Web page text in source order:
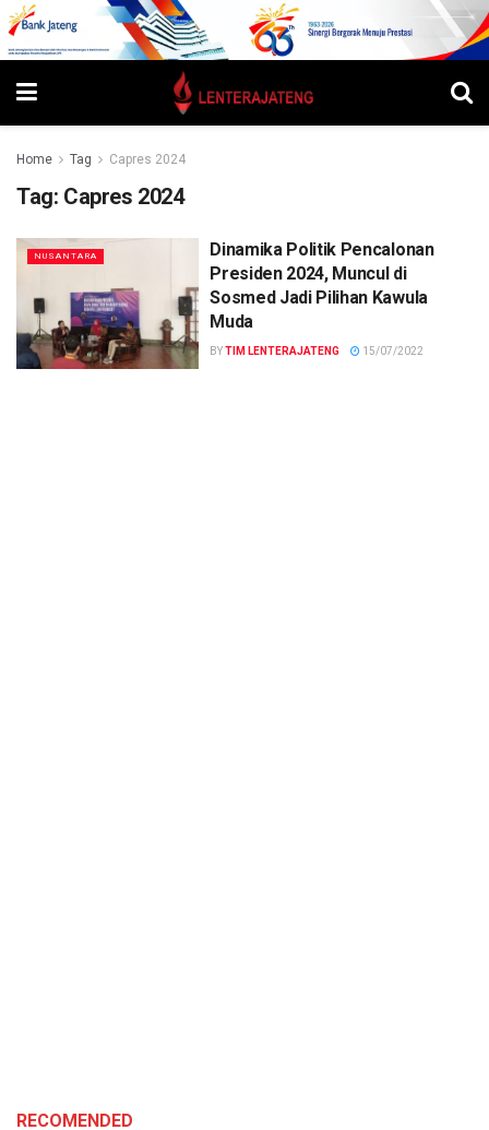
Home Tag Capres 2024
Tag: Capres 2024
NUSANTARA
Dinamika Politik Pencalonan
Presiden 2024, Muncul di
Sosmed Jadi Pilihan Kawula
Muda
BYTIM LENTERAJATENG 15/07/2022
RECOMENDED